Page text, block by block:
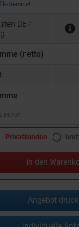
Service!
DE /
(netto)
MwSt.
Privatkunden
In den
Angebot